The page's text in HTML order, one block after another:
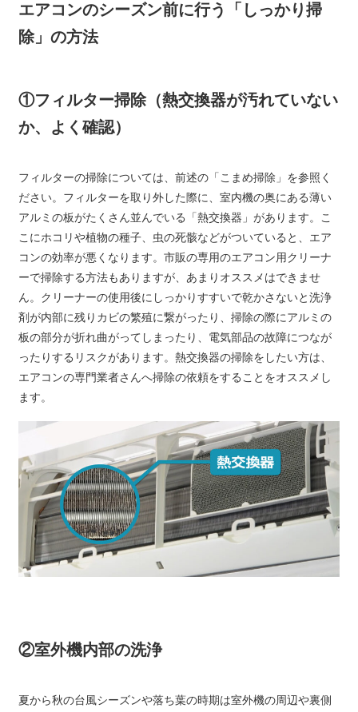
エアコンのシーズン前に行う「しっかり掃
除」の方法
①フィルター掃除（熱交換器が汚れていない
か、よく確認）
フィルターの掃除については、前述の「こまめ掃除」を参照く
ださい。フィルターを取り外した際に、室内機の奥にある薄い
アルミの板がたくさん並んでいる「熱交換器」があります。こ
こにホコリや植物の種子、虫の死骸などがついていると、エア
コンの効率が悪くなります。市販の専用のエアコン用クリーナ
ーで掃除する方法もありますが、あまりオススメはできませ
ん。クリーナーの使用後にしっかりすすいで乾かさないと洗浄
剤が内部に残りカビの繁殖に繋がったり、掃除の際にアルミの
板の部分が折れ曲がってしまったり、電気部品の故障につなが
ったりするリスクがあります。熱交換器の掃除をしたい方は、
エアコンの専門業者さんへ掃除の依頼をすることをオススメし
ます。
②室外機内部の洗浄
夏から秋の台風シーズンや落ち葉の時期は室外機の周辺や裏側